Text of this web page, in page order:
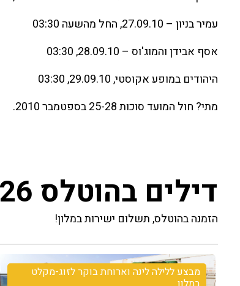
עמיר בניון – 27.09.10, החל מהשעה 03:30
אסף אבידן והמוג'וס – 28.09.10, 03:30
היהודים במופע אקוסטי, 29.09.10, 03:30
מתי? חול המועד סוכות 25-28 בספטמבר 2010.
דילים בהוטלס 2026
הזמנה בהוטלס, תשלום ישירות במלון!
מבצע סוף שבוע חודש יולי, לינה וארוחת בוקר-